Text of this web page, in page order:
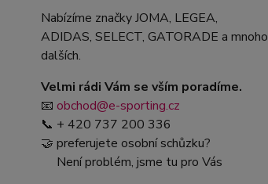
Nabízíme značky JOMA, LEGEA,
ADIDAS, SELECT, GATORADE a mnoho
dalších.
Velmi rádi Vám se vším poradíme.
📧 obchod@e-sporting.cz
📞 + 420 737 200 336
🤝 preferujete osobní schůzku?
Není problém, jsme tu pro Vás